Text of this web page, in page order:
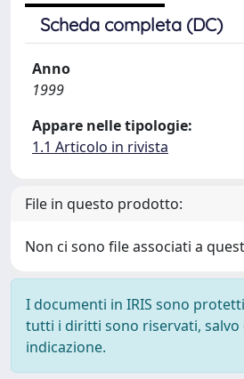
Scheda completa (DC)
Anno
1999
Appare nelle tipologie:
1.1 Articolo in rivista
File in questo prodotto:
Non ci sono file associati a
I documenti in IRIS sono
tutti i diritti sono riservati, salvo
indicazione.